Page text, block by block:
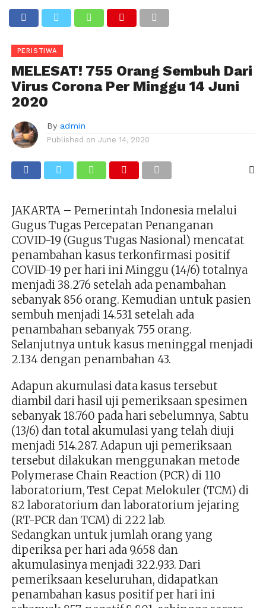
PERISTIWA
MELESAT! 755 Orang Sembuh Dari
Virus Corona Per Minggu 14 Juni
2020
By admin
Published on June 14, 2020
JAKARTA – Pemerintah Indonesia melalui
Gugus Tugas Percepatan Penanganan
COVID-19 (Gugus Tugas Nasional) mencatat
penambahan kasus terkonfirmasi positif
COVID-19 per hari ini Minggu (14/6) totalnya
menjadi 38.276 setelah ada penambahan
sebanyak 856 orang. Kemudian untuk pasien
sembuh menjadi 14.531 setelah ada
penambahan sebanyak 755 orang.
Selanjutnya untuk kasus meninggal menjadi
2.134 dengan penambahan 43.
Adapun akumulasi data kasus tersebut
diambil dari hasil uji pemeriksaan spesimen
sebanyak 18.760 pada hari sebelumnya, Sabtu
(13/6) dan total akumulasi yang telah diuji
menjadi 514.287. Adapun uji pemeriksaan
tersebut dilakukan menggunakan metode
Polymerase Chain Reaction (PCR) di 110
laboratorium, Test Cepat Melokuler (TCM) di
82 laboratorium dan laboratorium jejaring
(RT-PCR dan TCM) di 222 lab.
Sedangkan untuk jumlah orang yang
diperiksa per hari ada 9.658 dan
akumulasinya menjadi 322.933. Dari
pemeriksaan keseluruhan, didapatkan
penambahan kasus positif per hari ini